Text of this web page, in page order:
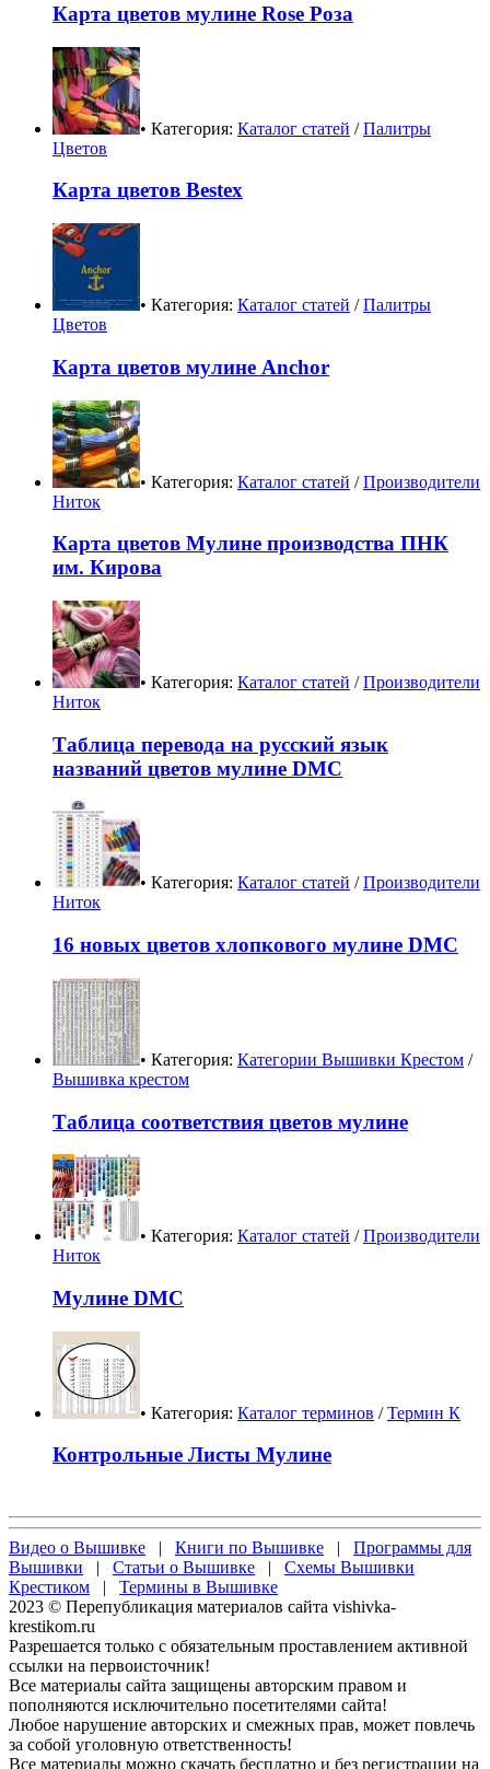
Карта цветов мулине Rose Роза
• Категория: Каталог статей /Палитры
Цветов
Карта цветов Bestex
• Категория: Каталог статей /Палитры
Цветов
Карта цветов мулине Anchor
• Категория: Каталог статей /Производители
Ниток
Карта цветов Мулине производства ПНК
им. Кирова
• Категория: Каталог статей /Производители
Ниток
Таблица перевода на русский язык
названий цветов мулине DMC
• Категория: Каталог статей /Производители
Ниток
16 новых цветов хлопкового мулине DMC
• Категория: Категории Вышивки Крестом /
Вышивка крестом
Таблица соответствия цветов мулине
• Категория: Каталог статей /Производители
Ниток
Мулине DMC
• Категория: Каталог терминов /Термин К
Контрольные Листы Мулине
Видео о Вышивке | Книги по Вышивке | Программы для
Вышивки | Статьи о Вышивке | Схемы Вышивки
Крестиком | Термины в Вышивке
2023 © Перепубликация материалов сайта vishivka-
krestikom.ru
Разрешается только с обязательным проставлением активной
ссылки на первоисточник!
Все материалы сайта защищены авторским правом и
пополняются исключительно посетителями сайта!
Любое нарушение авторских и смежных прав, может повлечь
за собой уголовную ответственность!
Все материалы можно скачать бесплатно и без регистрации на